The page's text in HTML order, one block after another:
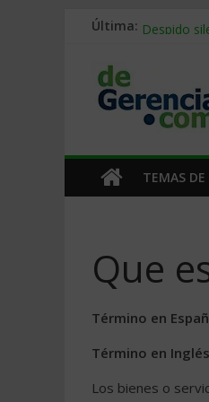
Última:
Trabajo
Mercado
TEMAS DE
Que
Término en
Término en
Los bienes o